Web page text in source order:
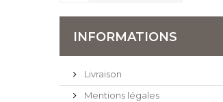
INFORMATIONS
Livraison
Mentions légales